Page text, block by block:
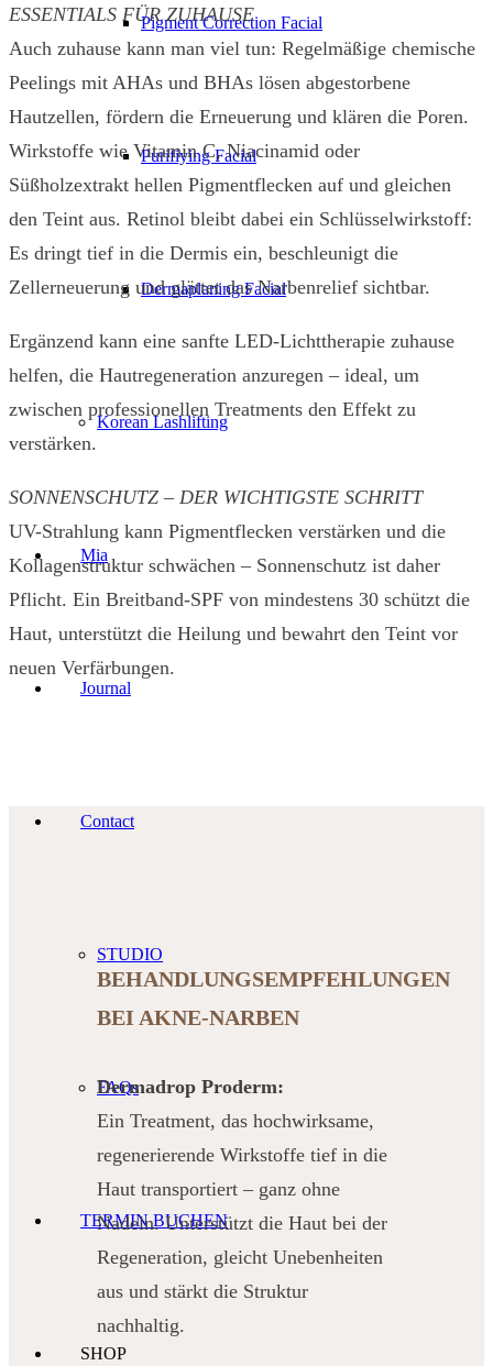
Pigment Correction Facial
Purifiying Facial
Dermaplaning Facial
Korean Lashlifting
Mia
Journal
Contact
STUDIO
FAQs
TERMIN BUCHEN
SHOP
ESSENTIALS FÜR ZUHAUSE
Auch zuhause kann man viel tun: Regelmäßige chemische
Peelings mit AHAs und BHAs lösen abgestorbene
Hautzellen, fördern die Erneuerung und klären die Poren.
Wirkstoffe wie Vitamin C, Niacinamid oder
Süßholzextrakt hellen Pigmentflecken auf und gleichen
den Teint aus. Retinol bleibt dabei ein Schlüsselwirkstoff:
Es dringt tief in die Dermis ein, beschleunigt die
Zellerneuerung und glättet das Narbenrelief sichtbar.
Ergänzend kann eine sanfte LED-Lichttherapie zuhause
helfen, die Hautregeneration anzuregen – ideal, um
zwischen professionellen Treatments den Effekt zu
verstärken.
SONNENSCHUTZ – DER WICHTIGSTE SCHRITT
UV-Strahlung kann Pigmentflecken verstärken und die
Kollagenstruktur schwächen – Sonnenschutz ist daher
Pflicht. Ein Breitband-SPF von mindestens 30 schützt die
Haut, unterstützt die Heilung und bewahrt den Teint vor
neuen Verfärbungen.
BEHANDLUNGSEMPFEHLUNGEN
BEI AKNE-NARBEN
Dermadrop Proderm:
Ein Treatment, das hochwirksame,
regenerierende Wirkstoffe tief in die
Haut transportiert – ganz ohne
Nadeln. Unterstützt die Haut bei der
Regeneration, gleicht Unebenheiten
aus und stärkt die Struktur
nachhaltig.